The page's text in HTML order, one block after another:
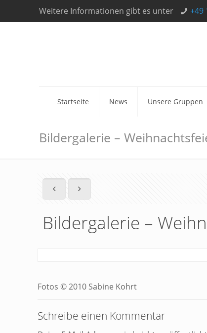
Weitere Informationen gibt es unter +49
Startseite News Unsere Gruppen
Bildergalerie –
Bildergalerie –
Fotos © 2010 Sabine Kohrt
Schreibe einen Kommentar